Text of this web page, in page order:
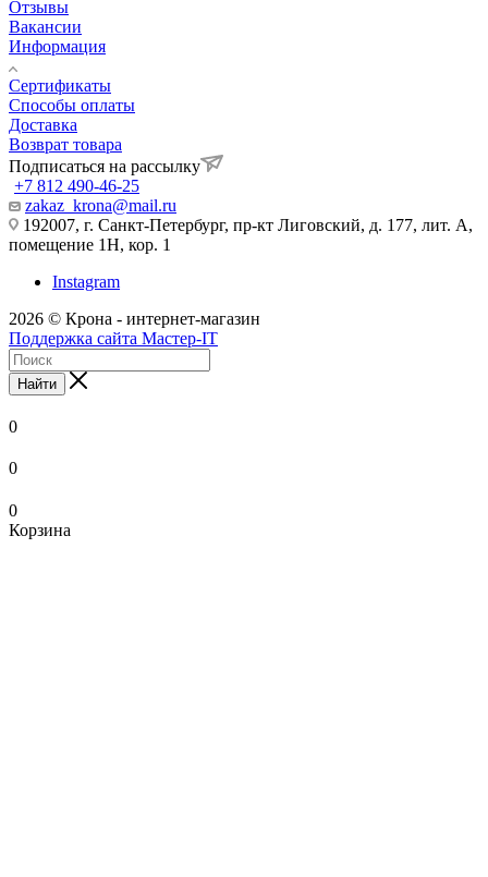
Отзывы
Вакансии
Информация
Сертификаты
Способы оплаты
Доставка
Возврат товара
Подписаться на рассылку
+7 812 490-46-25
zakaz_krona@mail.ru
192007, г. Санкт-Петербург, пр-кт Лиговский, д. 177, лит. А,
помещение 1Н, кор. 1
Instagram
2026 © Крона - интернет-магазин
Поддержка сайта Мастер-IT
Найти
0
0
0
Корзина